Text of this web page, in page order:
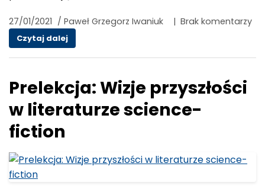
27/01/2021 / Paweł Grzegorz Iwaniuk | Brak komentarzy
Czytaj dalejWażny wyrok dla pracujących osób z
Prelekcja: Wizje przyszłości
w literaturze science-
fiction